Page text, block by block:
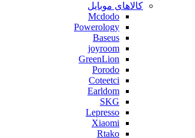
کالاهای موبایل
Mcdodo
Powerology
Baseus
joyroom
GreenLion
Porodo
Coteetci
Earldom
SKG
Lepresso
Xiaomi
Rtako